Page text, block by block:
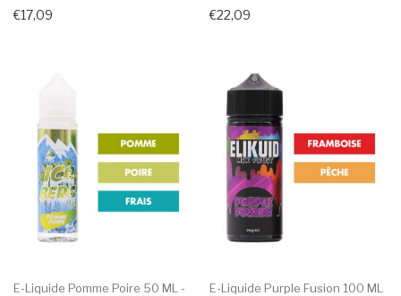
€17,09 €22,09
E-Liquide Pomme Poire 50 ML -
E-Liquide Purple Fusion 100 ML